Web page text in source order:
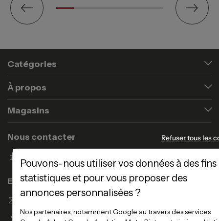
Catégories
À propos
Magasins
Nous contacter
Enseigne Atlas Home
Envoyer un email
Refuser tous les
Pouvons-nous utiliser vos données à des fins
statistiques et pour vous proposer des
annonces personnalisées ?
Nos partenaires, notamment Google au travers des services